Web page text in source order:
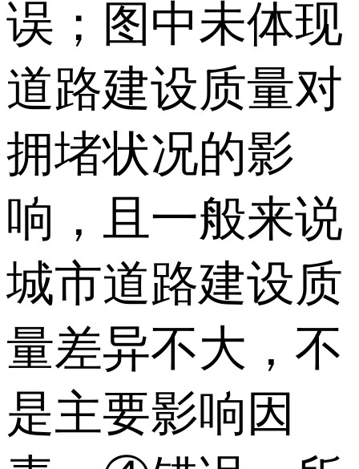
误；图中未体现
道路建设质量对
拥堵状况的影
响，且一般来说
城市道路建设质
量差异不大，不
是主要影响因